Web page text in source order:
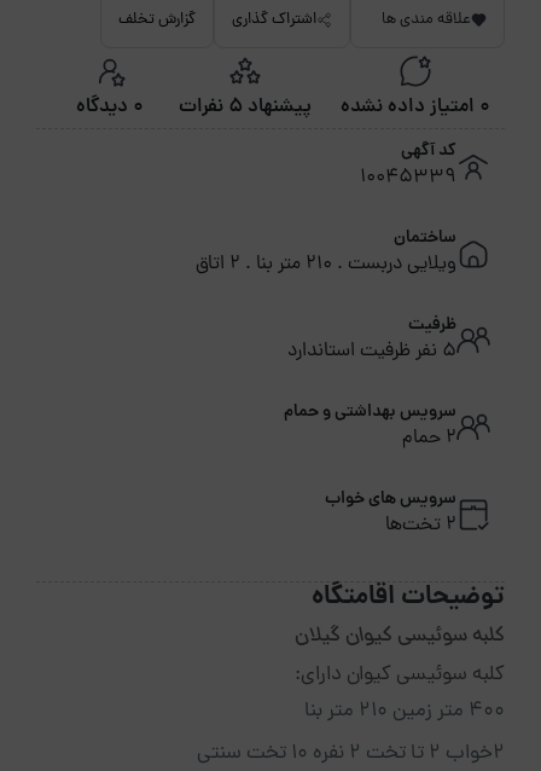
علاقه مندی ها اشتراک گذاری گزارش تخلف
0 امتیاز داده نشده پیشنهاد 5 نفرات 0 دیدگاه
کد آگهی
10045339
ساختمان
ویلایی دربست . 210 متر بنا . 2 اتاق
ظرفیت
5 نفر ظرفیت استاندارد
سرویس بهداشتی و حمام
2 حمام
سرویس های خواب
2 تخت‌ها
توضیحات اقامتگاه
کلبه سوئیسی کیوان گیلان
کلبه سوئیسی کیوان دارای:
۴۰۰ متر زمین ۲۱۰ متر بنا
۲خواب ۲ تا تخت ۲ نفره ۱۰ تخت سنتی